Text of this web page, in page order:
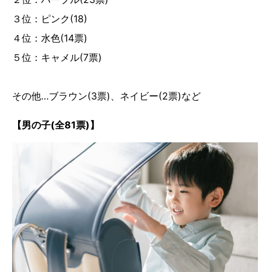
３位：ピンク(18)
４位：水色(14票)
５位：キャメル(7票)
その他…ブラウン(3票)、ネイビー(2票)など
【男の子(全81票)】